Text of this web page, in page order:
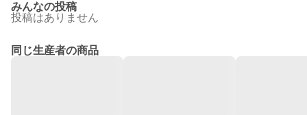
みんなの投稿
投稿はありません
同じ生産者の商品